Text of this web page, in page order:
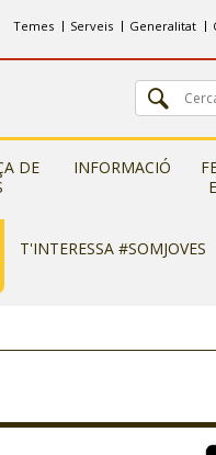
Temes Serveis Generalitat
DE
INFORMACIÓ
T'INTERESSA #SOMJOVES